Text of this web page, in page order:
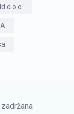
d.o.o.